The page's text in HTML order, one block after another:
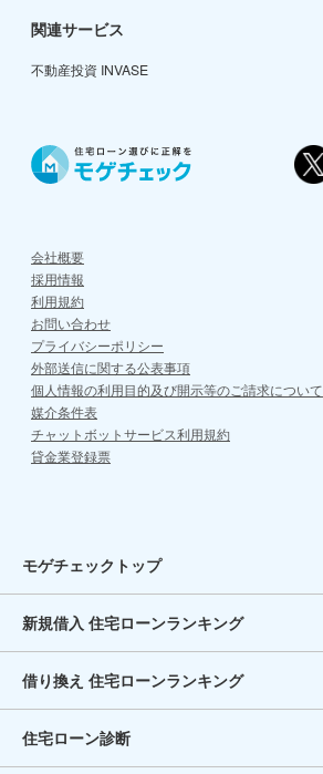
関連サービス
不動産投資 INVASE
会社概要
採用情報
利用規約
お問い合わせ
プライバシーポリシー
外部送信に関する公表事項
個人情報の利用目的及び開示等のご請求について
媒介条件表
チャットボットサービス利用規約
貸金業登録票
モゲチェックトップ
新規借入 住宅ローンランキング
借り換え 住宅ローンランキング
住宅ローン診断